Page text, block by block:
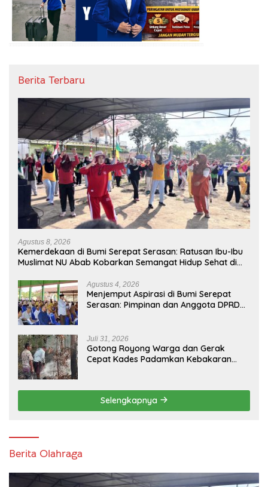
Berita Terbaru
Agustus 8, 2026
Kemerdekaan di Bumi Serepat Serasan: Ratusan Ibu-Ibu
Muslimat NU Abab Kobarkan Semangat Hidup Sehat di
Agustus 4, 2026
Menjemput Aspirasi di Bumi Serepat
Serasan: Pimpinan dan Anggota DPRD
2026
Juli 31, 2026
Gotong Royong Warga dan Gerak
Cepat Kades Padamkan Kebakaran
Selengkapnya
Berita Olahraga